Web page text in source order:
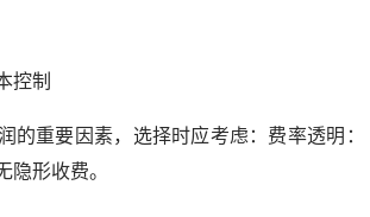
控制
的重要因素，选择时应考虑： 费率透明：
隐形收费。